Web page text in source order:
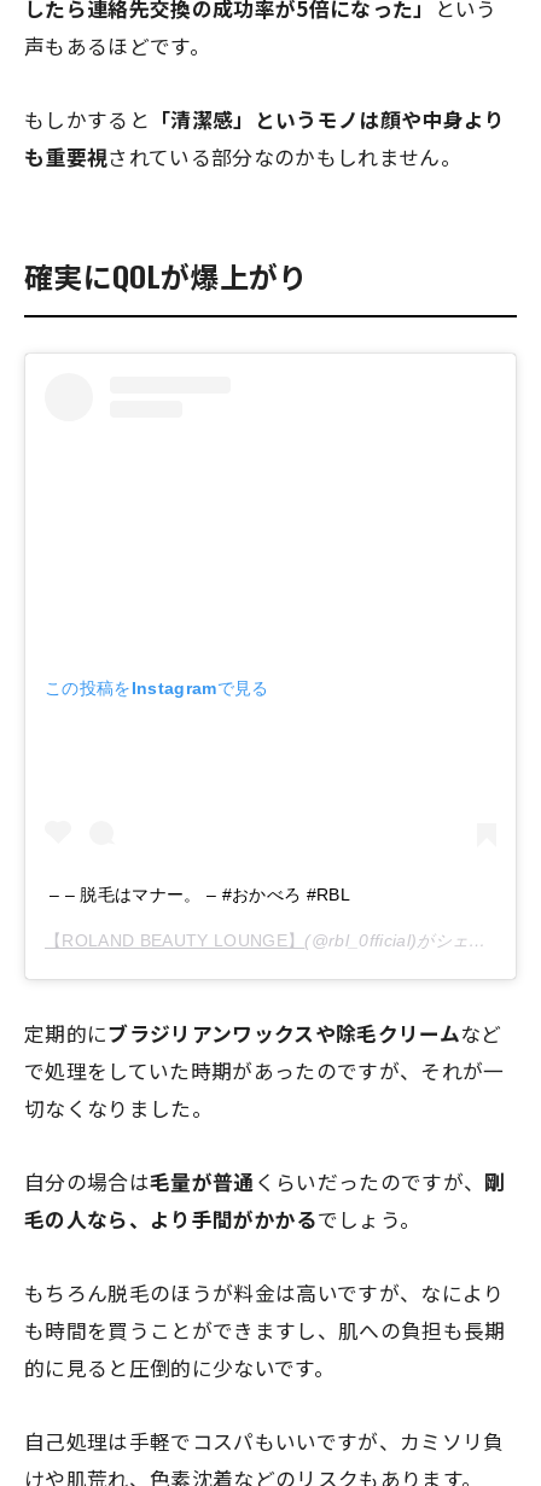
したら連絡先交換の成功率が5倍になった」
という
声もあるほどです。
もしかすると 「清潔感」というモノは顔や中身より
も重要視されている部分なのかもしれません。
確実にQOLが爆上がり
この投稿をInstagramで見る
– – 脱毛はマナー。 – #おかべろ #RBL
【ROLAND BEAUTY LOUNGE】 (@rbl_0fficial)がシェアした投稿 –
定期的にブラジリアンワックスや除毛クリームなど
で処理をしていた時期があったのですが、それが一
切なくなりました。
自分の場合は毛量が普通くらいだったのですが、 剛
毛の人なら、より手間がかかるでしょう。
もちろん脱毛のほうが料金は高いですが、なにより
も時間を買うことができますし、肌への負担も長期
的に見ると圧倒的に少ないです。
自己処理は手軽でコスパもいいですが、カミソリ負
けや肌荒れ、色素沈着などのリスクもあります。